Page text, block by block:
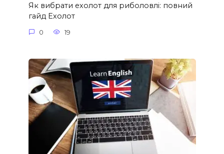
Як вибрати ехолот для риболовлі: повний
гайд Ехолот
0 19